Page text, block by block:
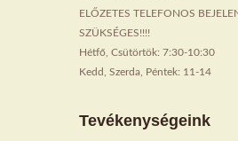
ELŐZETES TELEFONOS
SZÜKSÉGES!!!!
Hétfő, Csütörtök: 7:30-10:30
Kedd, Szerda, Péntek: 11-14
Tevékenységeink